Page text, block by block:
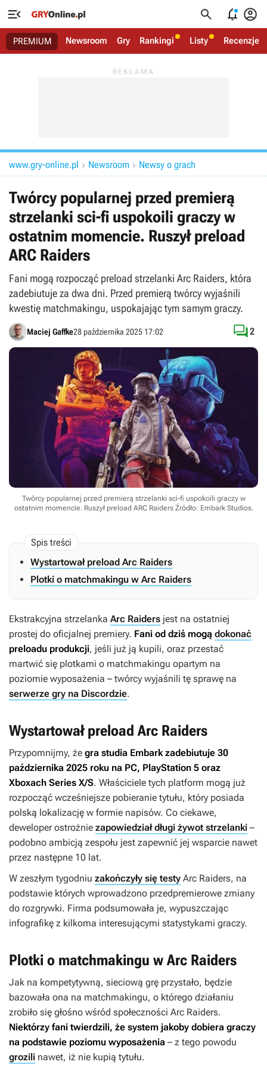
   
PREMIUM Newsroom Gry Rankingi Listy Recenzje
www.gry-online.pl  Newsroom  Newsy o grach
Twórcy popularnej przed premierą
strzelanki sci-fi uspokoili graczy w
ostatnim momencie. Ruszył preload
ARC Raiders
Fani mogą rozpocząć preload strzelanki Arc Raiders, która
zadebiutuje za dwa dni. Przed premierą twórcy wyjaśnili
kwestię matchmakingu, uspokajając tym samym graczy.
Maciej Gaffke28 października 2025 17:02 2
Twórcy popularnej przed premierą strzelanki sci-fi uspokoili graczy w
ostatnim momencie. Ruszył preload ARC Raiders Źródło: Embark Studios.
Wystartował preload Arc Raiders
Plotki o matchmakingu w Arc Raiders
Ekstrakcyjna strzelanka Arc Raiders jest na ostatniej
prostej do oficjalnej premiery. Fani od dziś mogą dokonać
preloadu produkcji, jeśli już ją kupili, oraz przestać
martwić się plotkami o matchmakingu opartym na
poziomie wyposażenia – twórcy wyjaśnili tę sprawę na
serwerze gry na Discordzie.
Wystartował preload Arc Raiders
Przypomnijmy, że gra studia Embark zadebiutuje 30
października 2025 roku na PC, PlayStation 5 oraz
Xboxach Series X/S. Właściciele tych platform mogą już
rozpocząć wcześniejsze pobieranie tytułu, który posiada
polską lokalizację w formie napisów. Co ciekawe,
deweloper ostrożnie zapowiedział długi żywot strzelanki –
podobno ambicją zespołu jest zapewnić jej wsparcie nawet
przez następne 10 lat.
W zeszłym tygodniu zakończyły się testy Arc Raiders, na
podstawie których wprowadzono przedpremierowe zmiany
do rozgrywki. Firma podsumowała je, wypuszczając
infografikę z kilkoma interesującymi statystykami graczy.
Plotki o matchmakingu w Arc Raiders
Jak na kompetytywną, sieciową grę przystało, będzie
bazowała ona na matchmakingu, o którego działaniu
zrobiło się głośno wśród społeczności Arc Raiders.
Niektórzy fani twierdzili, że system jakoby dobiera graczy
na podstawie poziomu wyposażenia – z tego powodu
grozili nawet, iż nie kupią tytułu.